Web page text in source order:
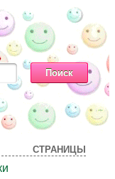
СТРАНИЦЫ